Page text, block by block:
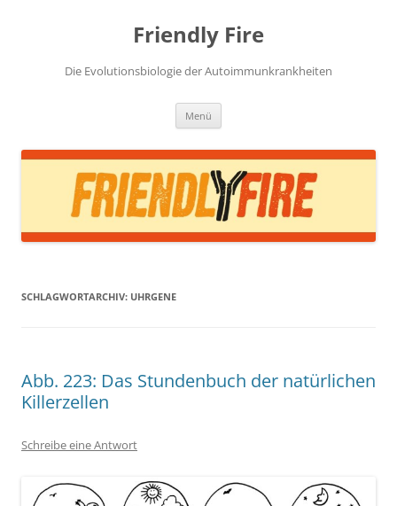
Friendly Fire
Die Evolutionsbiologie der Autoimmunkrankheiten
Menü
SCHLAGWORTARCHIV: UHRGENE
Abb. 223: Das Stundenbuch der natürlichen
Killerzellen
Schreibe eine Antwort